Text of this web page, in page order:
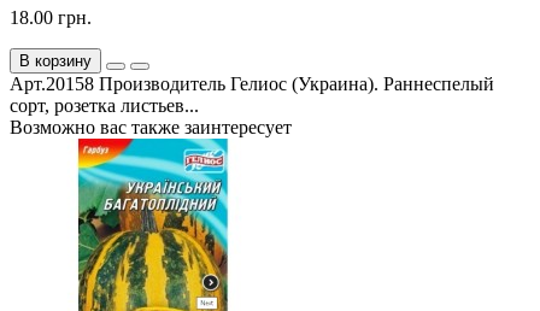
18.00 грн.
В корзину
Арт.20158 Производитель Гелиос (Украина). Раннеспелый
сорт, розетка листьев...
Возможно вас также заинтересует